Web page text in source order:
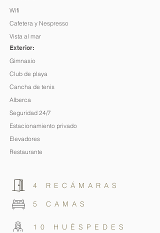
Wifi
Cafetera y Nespresso
Vista al mar
Exterior:
Gimnasio
Club de playa
Cancha de tenis
Alberca
Seguridad 24/7
Estacionamiento privado
Elevadores
Restaurante
4 RECÁMARAS
5 CAMAS
10 HUÉSPEDES